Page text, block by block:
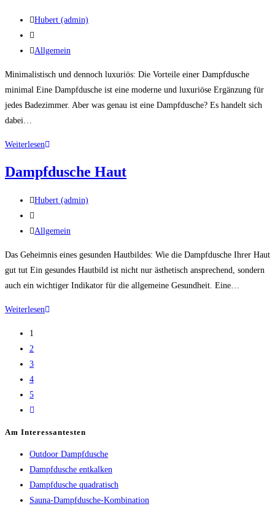
Beitrags-
Autor:
Hubert (admin)
Beitrag
veröffentlicht:
Beitrags-
Allgemein
Minimalistisch und dennoch luxuriös: Die Vorteile einer Dampfdusche
minimal Eine Dampfdusche ist eine moderne und luxuriöse Ergänzung für
jedes Badezimmer. Aber was genau ist eine Dampfdusche? Es handelt sich
dabei…
WeiterlesenDampfdusche
Dampfdusche Haut
Beitrags-
Autor:
Hubert (admin)
Beitrag
veröffentlicht:
Beitrags-
Allgemein
Das Geheimnis eines gesunden Hautbildes: Wie die Dampfdusche Ihrer Haut
gut tut Ein gesundes Hautbild ist nicht nur ästhetisch ansprechend, sondern
auch ein wichtiger Indikator für die allgemeine Gesundheit. Eine…
WeiterlesenDampfdusche
1
2
3
4
5
Zur
Am Interessantesten
Outdoor Dampfdusche
Dampfdusche entkalken
Dampfdusche quadratisch
Sauna-Dampfdusche-Kombination